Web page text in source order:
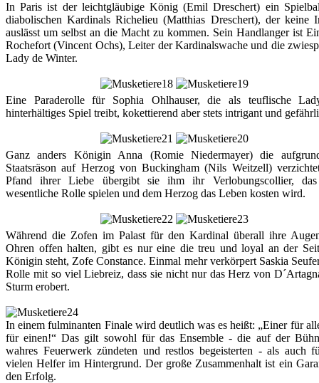
In Paris ist der leichtgläubige König (Emil Dreschert) ein
diabolischen Kardinals Richelieu (Matthias Dreschert), der keine
auslässt um selbst an die Macht zu kommen. Sein Handlanger ist
Rochefort (Vincent Ochs), Leiter der Kardinalswache und die
Lady de Winter.
Eine Paraderolle für Sophia Ohlhauser, die als teuflische
hinterhältiges Spiel treibt, kokettierend aber stets intrigant und
Ganz anders Königin Anna (Romie Niedermayer) die
Staatsräson auf Herzog von Buckingham (Nils Weitzell)
Pfand ihrer Liebe übergibt sie ihm ihr Verlobungscollier,
wesentliche Rolle spielen und dem Herzog das Leben kosten wird.
Während die Zofen im Palast für den Kardinal überall ihre
Ohren offen halten, gibt es nur eine die treu und loyal an der
Königin steht, Zofe Constance. Einmal mehr verkörpert Saskia
Rolle mit so viel Liebreiz, dass sie nicht nur das Herz von
Sturm erobert.
In einem fulminanten Finale wird deutlich was es heißt: „Einer für
für einen!“ Das gilt sowohl für das Ensemble - die auf der
wahres Feuerwerk zündeten und restlos begeisterten - als auch
vielen Helfer im Hintergrund. Der große Zusammenhalt ist ein
den Erfolg.